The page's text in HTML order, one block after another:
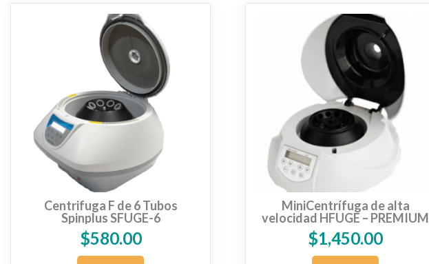
Centrifuga F de 6 Tubos
Spinplus SFUGE-6
$580.00
MiniCentrífuga de alta
velocidad HFUGE – PREMIUM
$1,450.00